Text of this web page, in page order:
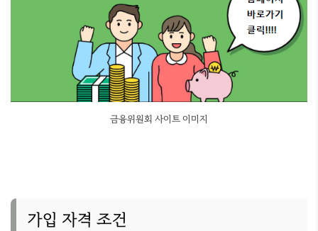
금융위원회 사이트 이미지
가입 자격 조건